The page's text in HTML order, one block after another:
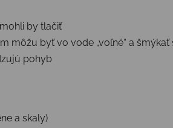
by tlačiť
môžu byť vo vode „voľné“ a šmýkať
pohyb
a skaly)